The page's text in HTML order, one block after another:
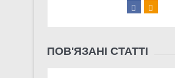
ПОВ'ЯЗАНІ СТАТТІ